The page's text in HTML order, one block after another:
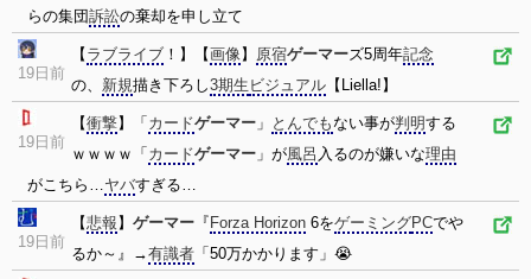
らの集団訴訟の棄却を申し立て
19日前
【 ラブライブ ！】【画像】 原宿ゲーマーズ5周年記念
の、 新規描き下ろし3期生 ビジュアル 【Liella!】
19日前
【衝撃】「 カードゲーマー 」 とんでもない事が判明する
ｗｗｗｗ「 カードゲーマー 」が風呂 入るのが嫌いな理由
がこちら…ヤバすぎる…
19日前
【悲報 】 ゲーマー 『 Forza Horizon 6をゲーミングPCでや
るか～』→有識者 「50万かかります」😭